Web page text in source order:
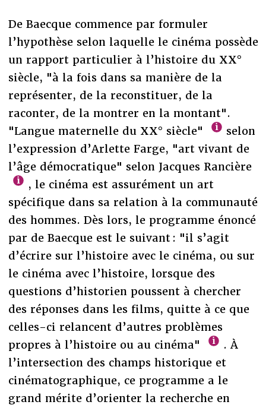
De Baecque commence par formuler
l’hypothèse selon laquelle le cinéma possède
un rapport particulier à l’histoire du XX°
siècle, "à la fois dans sa manière de la
représenter, de la reconstituer, de la
raconter, de la montrer en la montant".
"Langue maternelle du XX° siècle"
selon
l’expression d’Arlette Farge, "art vivant de
l’âge démocratique" selon Jacques Rancière
, le cinéma est assurément un art
spécifique dans sa relation à la communauté
des hommes. Dès lors, le programme énoncé
par de Baecque est le suivant : "il s’agit
d’écrire sur l’histoire avec le cinéma, ou sur
le cinéma avec l’histoire, lorsque des
questions d’historien poussent à chercher
des réponses dans les films, quitte à ce que
celles-ci relancent d’autres problèmes
propres à l’histoire ou au cinéma"
. À
l’intersection des champs historique et
cinématographique, ce programme a le
grand mérite d’orienter la recherche en